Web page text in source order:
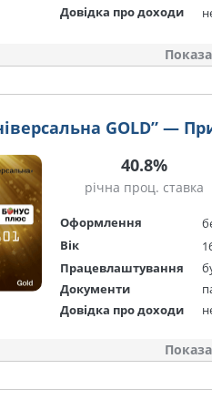
Довідка про доходи
GOLD” —
40.8%
річна проц. ставка
Оформлення
Вік
Працевлаштування
Документи
Довідка про доходи